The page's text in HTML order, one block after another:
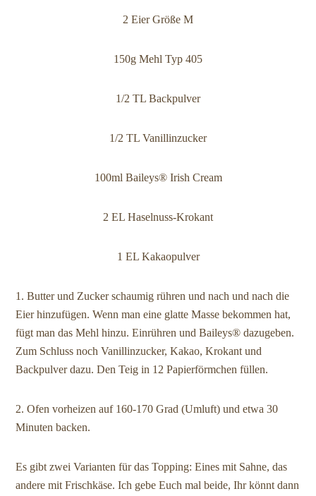
2 Eier Größe M
150g Mehl Typ 405
1/2 TL Backpulver
1/2 TL Vanillinzucker
100ml Baileys® Irish Cream
2 EL Haselnuss-Krokant
1 EL Kakaopulver
1. Butter und Zucker schaumig rühren und nach und nach die
Eier hinzufügen. Wenn man eine glatte Masse bekommen hat,
fügt man das Mehl hinzu. Einrühren und Baileys® dazugeben.
Zum Schluss noch Vanillinzucker, Kakao, Krokant und
Backpulver dazu. Den Teig in 12 Papierförmchen füllen.
2. Ofen vorheizen auf 160-170 Grad (Umluft) und etwa 30
Minuten backen.
Es gibt zwei Varianten für das Topping: Eines mit Sahne, das
andere mit Frischkäse. Ich gebe Euch mal beide, Ihr könnt dann